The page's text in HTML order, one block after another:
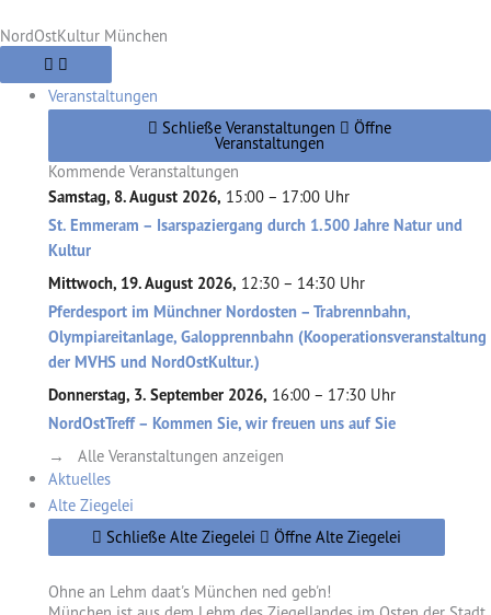
Inhalt
springen
NordOstKultur München
Veranstaltungen
Schließe Veranstaltungen
Öffne
Veranstaltungen
Kommende Veranstaltungen
Samstag, 8. August 2026, 15:00 – 17:00 Uhr
St. Emmeram – Isarspaziergang durch 1.500 Jahre Natur und
Kultur
Mittwoch, 19. August 2026, 12:30 – 14:30 Uhr
Pferdesport im Münchner Nordosten – Trabrennbahn,
Olympiareitanlage, Galopprennbahn (Kooperationsveranstaltung
der MVHS und NordOstKultur.)
Donnerstag, 3. September 2026, 16:00 – 17:30 Uhr
NordOstTreff – Kommen Sie, wir freuen uns auf Sie
→ Alle Veranstaltungen anzeigen
Aktuelles
Alte Ziegelei
Schließe Alte Ziegelei
Öffne Alte Ziegelei
Ohne an Lehm daat's München ned geb'n!